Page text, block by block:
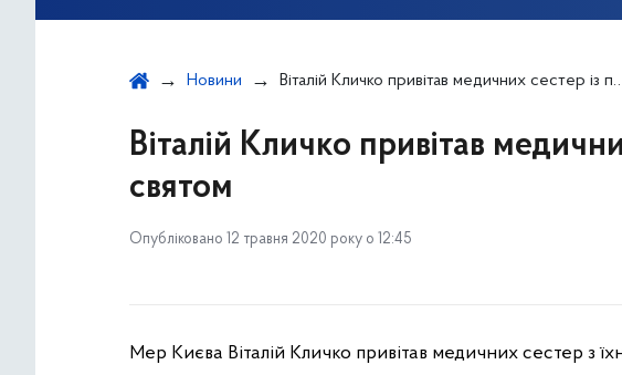
Новини Віталій Кличко привітав медичних сестер із професійним святом
Віталій Кличко привітав
святом
Опубліковано 12 травня 2020 року о 12:45
Мер Києва Віталій Кличко привітав медичних сестер з